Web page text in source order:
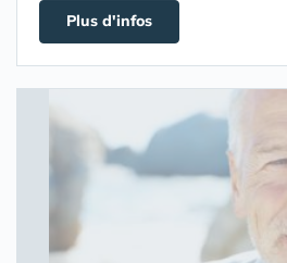
Plus d'infos